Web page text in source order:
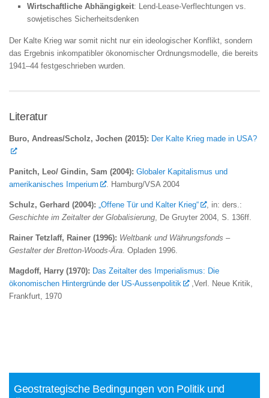
Wirtschaftliche Abhängigkeit: Lend‑Lease‑Verflechtungen vs.
sowjetisches Sicherheitsdenken
Der Kalte Krieg war somit nicht nur ein ideologischer Konflikt, sondern
das Ergebnis inkompatibler ökonomischer Ordnungsmodelle, die bereits
1941–44 festgeschrieben wurden.
Literatur
Buro, Andreas/Scholz, Jochen (2015): Der Kalte Krieg made in USA?
Panitch, Leo/ Gindin, Sam (2004): Globaler Kapitalismus und
amerikanisches Imperium
. Hamburg/VSA 2004
Schulz, Gerhard (2004): „Offene Tür und Kalter Krieg“
, in: ders.:
Geschichte im Zeitalter der Globalisierung , De Gruyter 2004, S. 136ff.
Rainer Tetzlaff, Rainer (1996): Weltbank und Währungsfonds –
Gestalter der Bretton-Woods-Ära. Opladen 1996.
Magdoff, Harry (1970): Das Zeitalter des Imperialismus: Die
ökonomischen Hintergründe der US-Aussenpolitik
,Verl. Neue Kritik,
Frankfurt, 1970
Geostrategische Bedingungen von Politik und